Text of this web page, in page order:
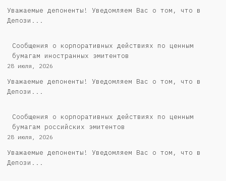
Уважаемые депоненты! Уведомляем Вас о том, что в
Депози...
Сообщения о корпоративных действиях по ценным
бумагам иностранных эмитентов
28 июля, 2026
Уважаемые депоненты! Уведомляем Вас о том, что в
Депози...
Cообщения о корпоративных действиях по ценным
бумагам российских эмитентов
28 июля, 2026
Уважаемые депоненты! Уведомляем Вас о том, что в
Депози...